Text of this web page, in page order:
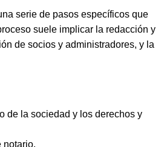
serie de pasos específicos que
suele implicar la redacción y
de socios y administradores, y la
de la sociedad y los derechos y
notario.